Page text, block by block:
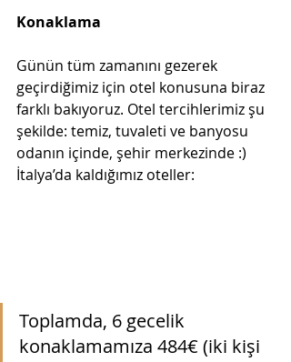
Konaklama
Günün tüm zamanını gezerek
geçirdiğimiz için otel konusuna biraz
farklı bakıyoruz. Otel tercihlerimiz şu
şekilde: temiz, tuvaleti ve banyosu
odanın içinde, şehir merkezinde :)
İtalya’da kaldığımız oteller:
Toplamda, 6 gecelik
konaklamamıza 484€ (iki kişi